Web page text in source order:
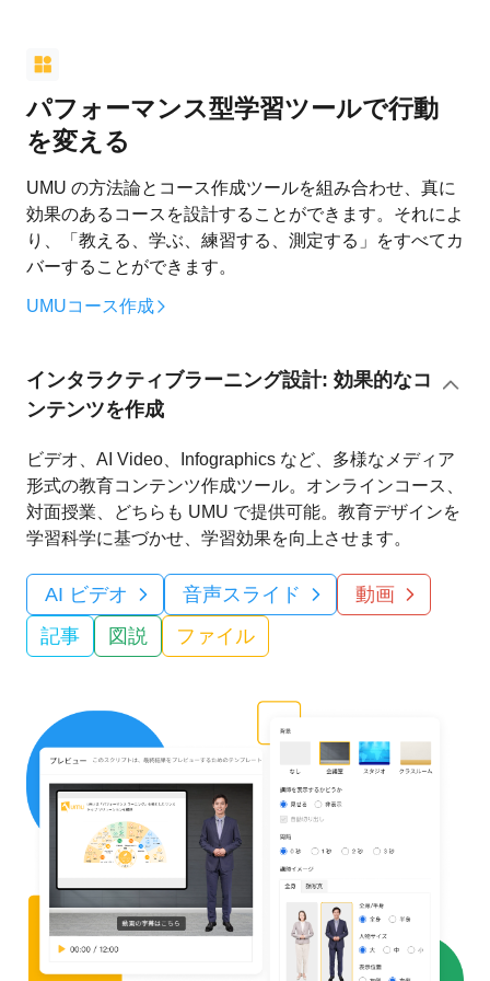
パフォーマンス型学習ツールで行動
を変える
UMU の方法論とコース作成ツールを組み合わせ、真に
効果のあるコースを設計することができます。それによ
り、「教える、学ぶ、練習する、測定する」をすべてカ
バーすることができます。
UMUコース作成
インタラクティブラーニング設計: 効果的なコ
ンテンツを作成
ビデオ、AI Video、Infographics など、多様なメディア
形式の教育コンテンツ作成ツール。オンラインコース、
対面授業、どちらも UMU で提供可能。教育デザインを
学習科学に基づかせ、学習効果を向上させます。
AI ビデオ 音声スライド
動画
記事
図説 ファイル